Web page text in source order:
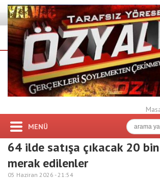
MENÜ
64 ilde satışa çıkacak 20
merak edilenler
05 Haziran 2026 - 21:54